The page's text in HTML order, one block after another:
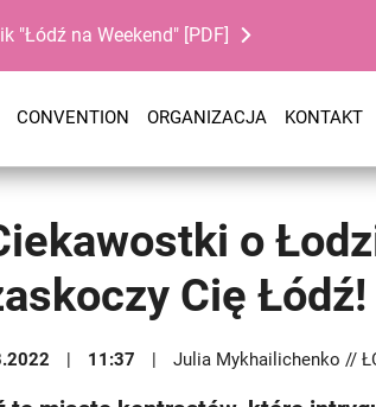
"Łódź na Weekend" [PDF]
CONVENTION ORGANIZACJA KONTAKT
o
Cię Łódź!
11:37 Julia Mykhailichenko //